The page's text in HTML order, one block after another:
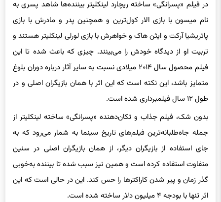
در فیلم «پسرانگی» ساخته ریچارد لینکلیتر بیننده‌ها شاهد پسری به
نام میسون با بازی الار کول‌ترین و همچنین پدر و مادرش با بازی
پاتریشیا آرکت و ایثن هاک و خواهرش با بازی لورلی لینکلیتر هستند و
تربیت او از دیدگاه خودش را می‌بینند. چیزی که باعث شده تا این
فیلم محصول سال ۲۰۱۴ میلادی نسبت به سایر آثار درباره دوران بلوغ
متمایز باشد، این نکته است که این اثر با همان بازیگران اصلی و در
طول ۱۲ سال فیلمبرداری شده است.
بدون شک، فیلم جذاب و تکان‌دهنده «پسرانگی» ساخته لینکلیتر از
جمله جاه‌طلبانه‌ترین فیلم‌های تاریخ سینما به شمار می‌رود که به
جای استفاده از بازیگران دیگر، از همان بازیگران اصلی در سنین
متفاوت استفاده کرده است و همین نیز سبب شده تا بیننده به‌خوبی
گذر زمان و پیر شدن کاراکترها را حس کند. این در حالی است که این
اثر تنها با بودجه ۴ میلیون دلار ساخته شده است.